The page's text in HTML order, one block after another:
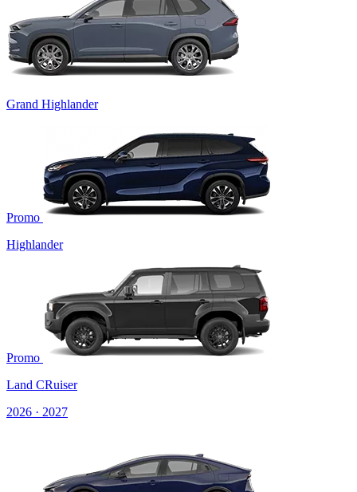
Grand Highlander
Promo
Highlander
Promo
Land CRuiser
2026 · 2027